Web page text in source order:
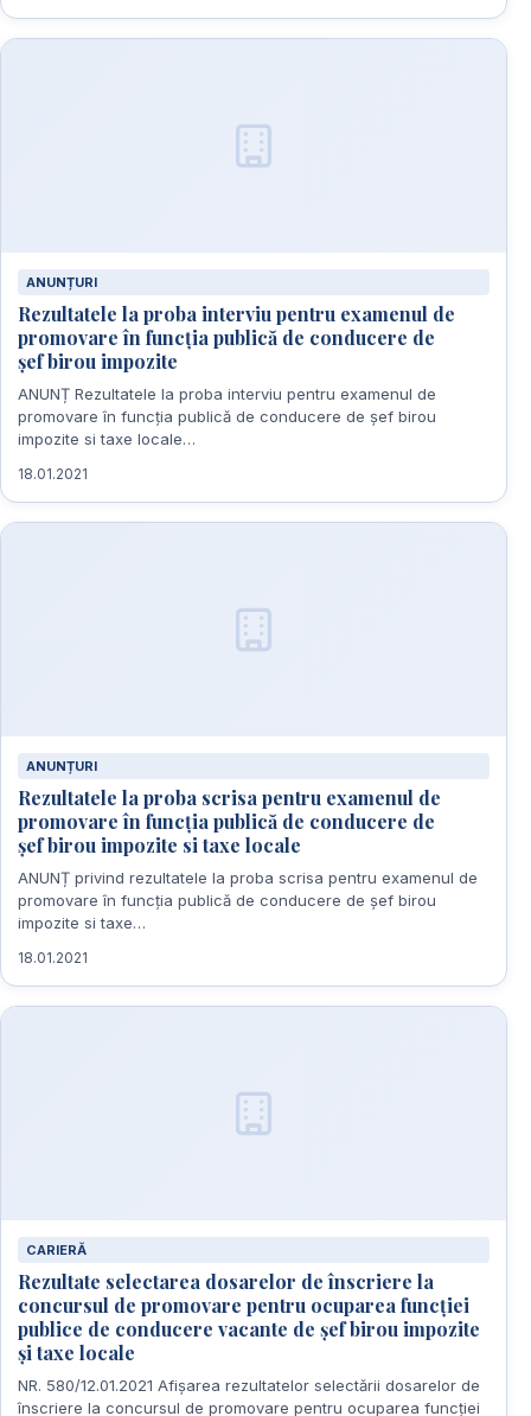
ANUNȚURI
Rezultatele la proba interviu pentru examenul de
promovare în funcția publică de conducere de
șef birou impozite
ANUNȚ Rezultatele la proba interviu pentru examenul de
promovare în funcția publică de conducere de șef birou
impozite si taxe locale…
18.01.2021
ANUNȚURI
Rezultatele la proba scrisa pentru examenul de
promovare în funcția publică de conducere de
șef birou impozite si taxe locale
ANUNȚ privind rezultatele la proba scrisa pentru examenul de
promovare în funcția publică de conducere de șef birou
impozite si taxe…
18.01.2021
CARIERĂ
Rezultate selectarea dosarelor de înscriere la
concursul de promovare pentru ocuparea funcției
publice de conducere vacante de șef birou impozite
și taxe locale
NR. 580/12.01.2021 Afișarea rezultatelor selectării dosarelor de
înscriere la concursul de promovare pentru ocuparea funcției